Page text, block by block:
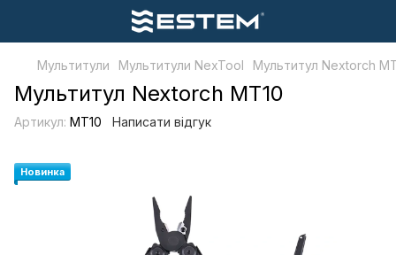
Мультитули Мультитули NexTool Мультитул Nextorch
Мультитул Nextorch MT10
Артикул: MT10 Написати відгук
Новинка